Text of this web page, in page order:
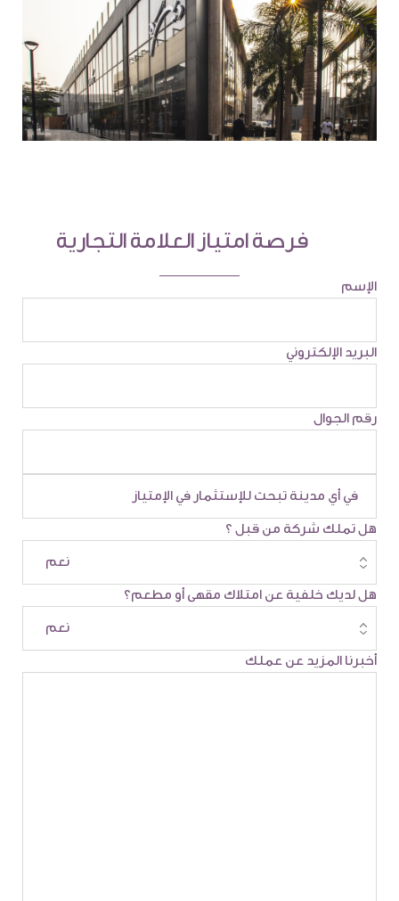
فرصة امتياز العلامة التجارية
الإسم
البريد الإلكتروني
رقم الجوال
هل تملك شركة من قبل ؟
هل لديك خلفية عن امتلاك مقهى أو مطعم؟
أخبرنا المزيد عن عملك